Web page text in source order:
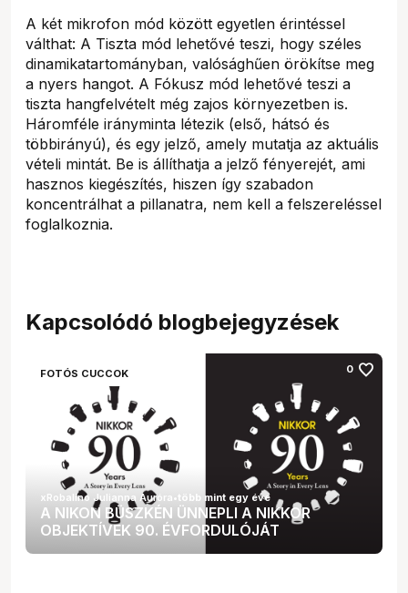
A két mikrofon mód között egyetlen érintéssel
válthat: A Tiszta mód lehetővé teszi, hogy széles
dinamikatartományban, valósághűen örökítse meg
a nyers hangot. A Fókusz mód lehetővé teszi a
tiszta hangfelvételt még zajos környezetben is.
Háromféle irányminta létezik (első, hátsó és
többirányú), és egy jelző, amely mutatja az aktuális
vételi mintát. Be is állíthatja a jelző fényerejét, ami
hasznos kiegészítés, hiszen így szabadon
koncentrálhat a pillanatra, nem kell a felszereléssel
foglalkoznia.
Kapcsolódó blogbejegyzések
FOTÓS CUCCOK 0 favorite
A NIKON BÜSZKÉN ÜNNEPLI A NIKKOR
OBJEKTÍVEK 90. ÉVFORDULÓJÁT
xRobalino Julianna Auróra•több mint egy éve